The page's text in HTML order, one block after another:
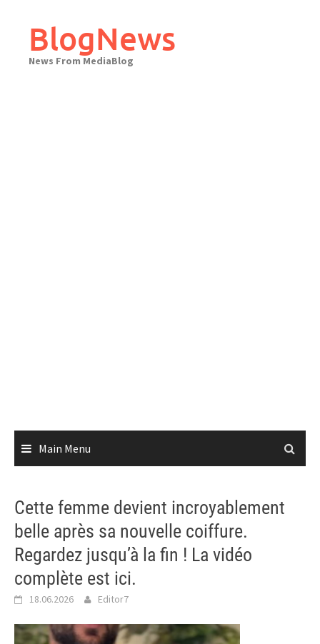
contentBlogNews
News From MediaBlog
Main Menu
Cette femme devient incroyablement
belle après sa nouvelle coiffure.
Regardez jusqu’à la fin ! La vidéo
complète est ici.
18.06.2026 Editor7